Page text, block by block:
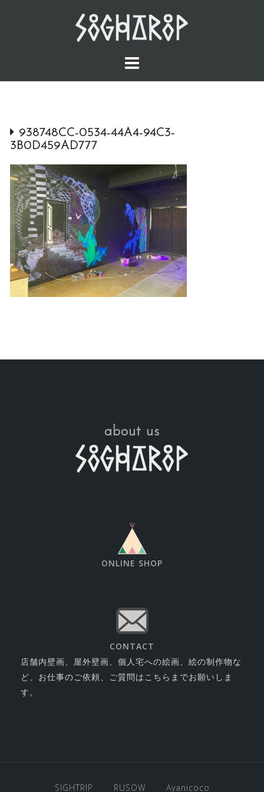
938748CC-0534-44A4-94C3-
3B0D459AD777
about us
ONLINE SHOP
CONTACT
店舗内壁画、屋外壁画、個人宅への絵画、絵の制作物な
ど、お仕事のご依頼、ご質問はこちらまでお願いしま
す。
SIGHTRIP RUSOW Ayanicoco